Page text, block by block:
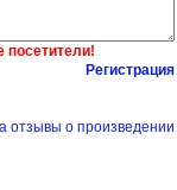
посетители!
Регистрация
отзывы о произведении